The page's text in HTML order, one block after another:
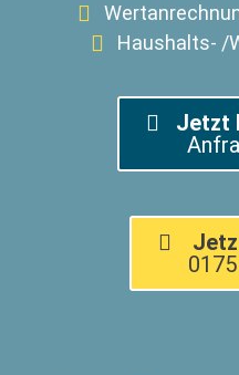
Haushalts- /
Jetzt